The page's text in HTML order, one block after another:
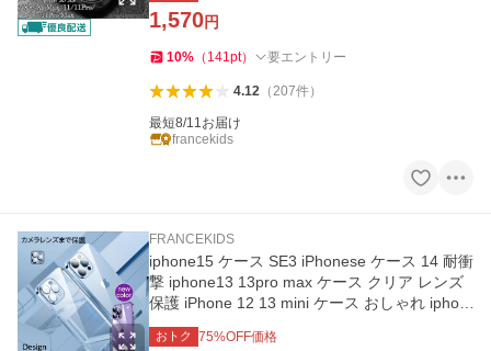
1,570円
10% （ 141pt） 要エントリー
4.12（207件）
最短8/11お届け
francekids
FRANCEKIDS
iphone15 ケース SE3 iPhonese ケース 14 耐衝
撃 iphone13 13pro max ケース クリア レンズ
保護 iPhone 12 13 mini ケース おしゃれ iphon
e12pro max カバー
おトク 75%OFF価格